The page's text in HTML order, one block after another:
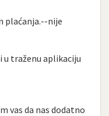
plaćanja.--nije
u traženu aplikaciju
vas da nas dodatno